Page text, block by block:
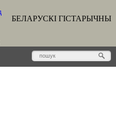
БЕЛАРУСКІ ГІСТАРЫЧНЫ